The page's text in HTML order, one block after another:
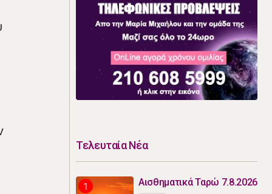
Τελευταία Νέα
Αισθηματικά Ταρώ 7.8.2026